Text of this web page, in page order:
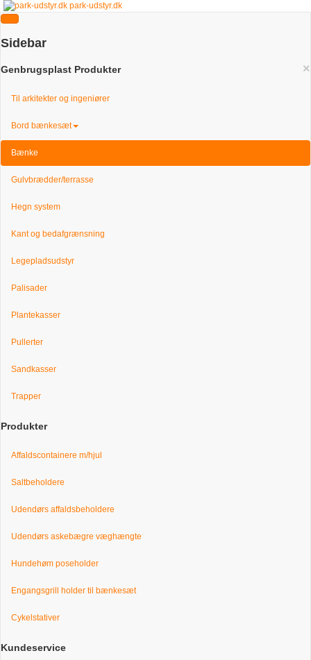
park-udstyr.dk
Sidebar
×
Genbrugsplast Produkter
Til arkitekter og ingeniører
Bord bænkesæt
Bænke
Gulvbrædder/terrasse
Hegn system
Kant og bedafgrænsning
Legepladsudstyr
Palisader
Plantekasser
Pullerter
Sandkasser
Trapper
Produkter
Affaldscontainere m/hjul
Saltbeholdere
Udendørs affaldsbeholdere
Udendørs askebægre væghængte
Hundehøm poseholder
Engangsgrill holder til bænkesæt
Cykelstativer
Kundeservice